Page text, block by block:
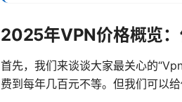
2025年VPN价格概览
首先，我们来谈谈大家最关心的
费到每年几百元不等。但我们可以